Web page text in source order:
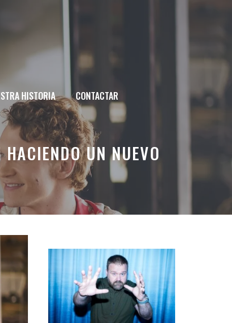
HISTORIA CONTACTAR
UN NUEVO